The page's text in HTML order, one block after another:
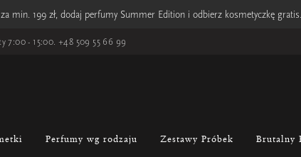
min. 199 zł, dodaj perfumy Summer Edition i odbierz kosmetyczkę gratis.
7:00 - 15:00. +48 509 55 66 99
Perfumy wg rodzaju Zestawy Próbek Brutalny